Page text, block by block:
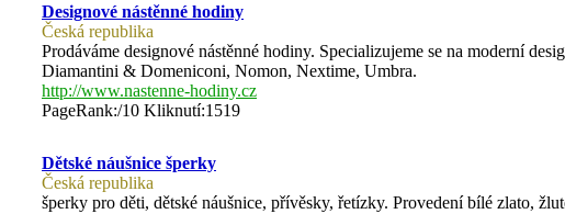
Designové nástěnné hodiny
Česká republika
Prodáváme designové nástěnné hodiny. Specializujeme se na moderní
Diamantini & Domeniconi, Nomon, Nextime, Umbra.
http://www.nastenne-hodiny.cz
PageRank:/10 Kliknutí:1519
Dětské náušnice šperky
Česká republika
šperky pro děti, dětské náušnice, přívěsky, řetízky. Provedení bílé zlato,